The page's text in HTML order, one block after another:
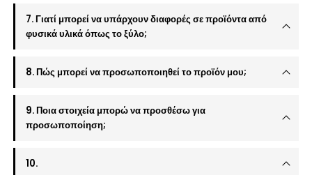
7. Γιατί μπορεί να υπάρχουν διαφορές σε προϊόντα από
φυσικά υλικά όπως το ξύλο;
8. Πώς μπορεί να προσωποποιηθεί το προϊόν μου;
9. Ποια στοιχεία μπορώ να προσθέσω για
προσωποποίηση;
10.